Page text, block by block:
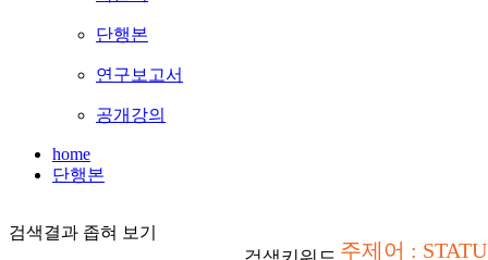
단행본
연구보고서
공개강의
home
단행본
검색결과 좁혀 보기
주제어 :